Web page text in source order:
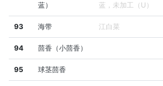
蓝）
蓝，未加工（U）
93 海带 江白菜
94 茴香（小茴香）
95 球茎茴香